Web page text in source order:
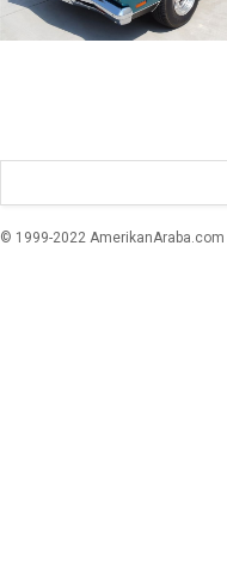
© 1999-2022